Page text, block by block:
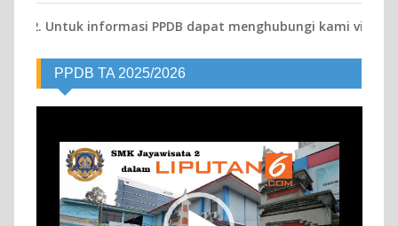
PPDB dapat menghubungi kami via telpon atau WA
PPDB TA 2025/2026